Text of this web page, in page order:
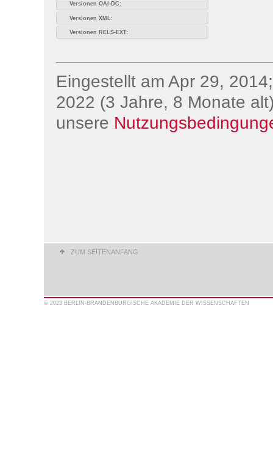
Versionen OAI-DC:
Versionen XML:
Versionen RELS-EXT:
Eingestellt am Apr 29,
2022 (3 Jahre, 8 Monate
unsere
ZUM SEITENANFANG
© 2023 BERLIN-BRANDENBURGISCHE AKADEMIE DER WISSENSCHAFTEN